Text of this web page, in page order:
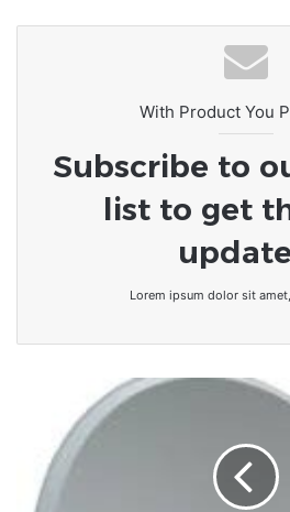
With Product You
Subscribe to
list to get
Lorem ipsum dolor sit
télévisions
satellitaires
chrétiennes